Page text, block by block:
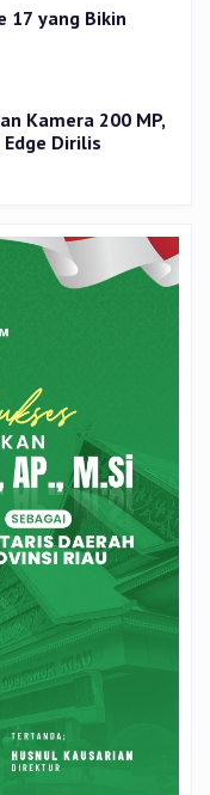
17 yang Bikin
Kamera 200 MP,
Dirilis